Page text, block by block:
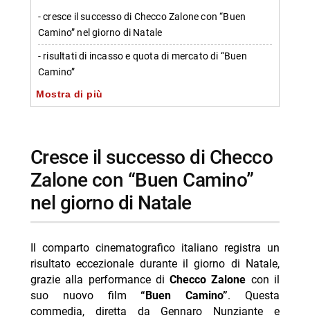
- cresce il successo di Checco Zalone con “Buen
Camino” nel giorno di Natale
- risultati di incasso e quota di mercato di “Buen
Camino”
-- dati del primo giorno di uscita
- trama e ambientazione di “Buen Camino”
-- una vita di lusso e il desiderio di cambiamento
-- la scomparsa e il viaggio in spagna
- partecipazioni e cast
-- Scopri di più da Jump the shark
-- RispondiAnnulla risposta
Mostra di più
cresce il successo di Checco
Zalone con “Buen Camino”
nel giorno di Natale
Il comparto cinematografico italiano registra un
risultato eccezionale durante il giorno di Natale,
grazie alla performance diChecco Zalone con il
suo nuovo film“Buen Camino”. Questa
commedia, diretta da Gennaro Nunziante e